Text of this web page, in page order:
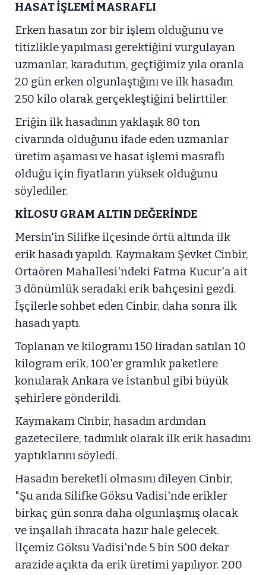
HASAT İŞLEMİ MASRAFLI
Erken hasatın zor bir işlem olduğunu ve
titizlikle yapılması gerektiğini vurgulayan
uzmanlar, karadutun, geçtiğimiz yıla oranla
20 gün erken olgunlaştığını ve ilk hasadın
250 kilo olarak gerçekleştiğini belirttiler.
Eriğin ilk hasadının yaklaşık 80 ton
civarında olduğunu ifade eden uzmanlar
üretim aşaması ve hasat işlemi masraflı
olduğu için fiyatların yüksek olduğunu
söylediler.
KİLOSU GRAM ALTIN DEĞERİNDE
Mersin'in Silifke ilçesinde örtü altında ilk
erik hasadı yapıldı. Kaymakam Şevket Cinbir,
Ortaören Mahallesi'ndeki Fatma Kucur'a ait
3 dönümlük seradaki erik bahçesini gezdi.
İşçilerle sohbet eden Cinbir, daha sonra ilk
hasadı yaptı.
Toplanan ve kilogramı 150 liradan satılan 10
kilogram erik, 100'er gramlık paketlere
konularak Ankara ve İstanbul gibi büyük
şehirlere gönderildi.
Kaymakam Cinbir, hasadın ardından
gazetecilere, tadımlık olarak ilk erik hasadını
yaptıklarını söyledi.
Hasadın bereketli olmasını dileyen Cinbir,
"Şu anda Silifke Göksu Vadisi'nde erikler
birkaç gün sonra daha olgunlaşmış olacak
ve inşallah ihracata hazır hale gelecek.
İlçemiz Göksu Vadisi'nde 5 bin 500 dekar
arazide açıkta da erik üretimi yapılıyor. 200